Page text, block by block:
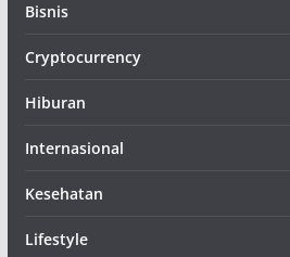
Bisnis
Cryptocurrency
Hiburan
Internasional
Kesehatan
Lifestyle